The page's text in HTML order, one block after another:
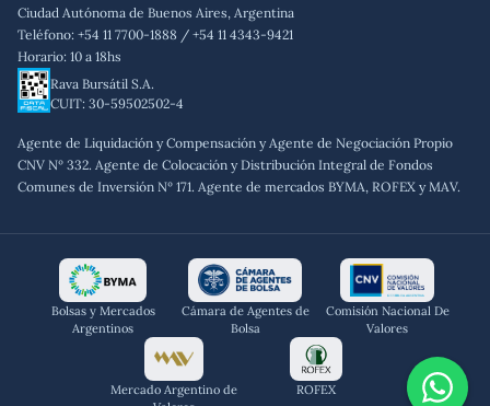
Política de privacidad
Ciudad Autónoma de Buenos Aires, Argentina
Teléfono: +54 11 7700-1888 / +54 11 4343-9421
Horario: 10 a 18hs
Rava Bursátil S.A.
CUIT: 30-59502502-4
Agente de Liquidación y Compensación y Agente de Negociación Propio
CNV Nº 332. Agente de Colocación y Distribución Integral de Fondos
Comunes de Inversión Nº 171. Agente de mercados BYMA, ROFEX y MAV.
Bolsas y Mercados
Argentinos
Cámara de Agentes de
Bolsa
Comisión Nacional De
Valores
Mercado Argentino de
ROFEX